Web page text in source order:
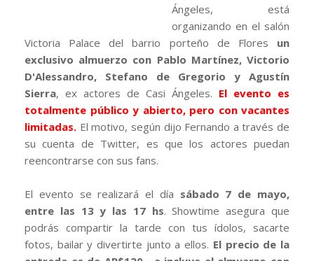
Ángeles, está
organizando en el salón
Victoria Palace del barrio porteño de Flores un
exclusivo almuerzo con Pablo Martínez, Victorio
D'Alessandro, Stefano de Gregorio y Agustín
Sierra, ex actores de Casi Ángeles. El evento es
totalmente público y abierto, pero con vacantes
limitadas. El motivo, según dijo Fernando a través de
su cuenta de Twitter, es que los actores puedan
reencontrarse con sus fans.
El evento se realizará el día sábado 7 de mayo,
entre las 13 y las 17 hs. Showtime asegura que
podrás compartir la tarde con tus ídolos, sacarte
fotos, bailar y divertirte junto a ellos. El precio de la